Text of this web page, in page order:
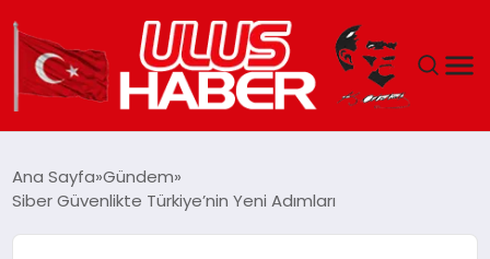
Ana Sayfa Gündem
Siber Güvenlikte Türkiye’nin Yeni Adımları